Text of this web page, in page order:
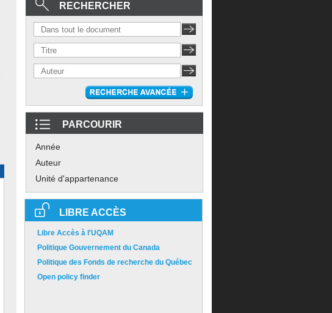
RECHERCHER
PARCOURIR
Année
Auteur
Unité d'appartenance
LIBRE ACCÈS
Libre Accès à l'UQAM
Politique Gouvernement du Canada
Politique des Fonds de recherche du Québec
Open policy finder